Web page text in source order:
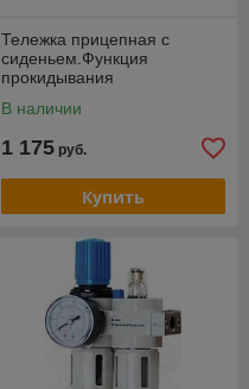
Тележка прицепная с
сиденьем.Функция
прокидывания
борт.Складная
В наличии
1 175 руб.
Купить